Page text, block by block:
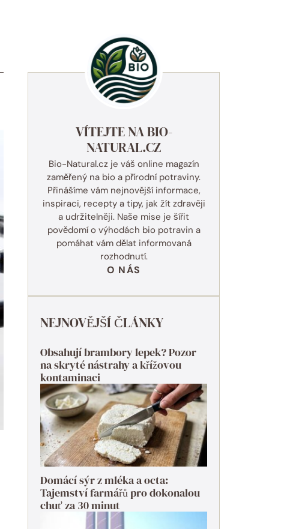
VÍTEJTE NA BIO-
NATURAL.CZ
Bio-Natural.cz je váš online magazín
zaměřený na bio a přírodní potraviny.
Přinášíme vám nejnovější informace,
inspiraci, recepty a tipy, jak žít zdravěji
a udržitelněji. Naše mise je šířit
povědomí o výhodách bio potravin a
pomáhat vám dělat informovaná
rozhodnutí.
O NÁS
NEJNOVĚJŠÍ ČLÁNKY
Obsahují brambory lepek? Pozor
na skryté nástrahy a křížovou
kontaminaci
Domácí sýr z mléka a octa:
Tajemství farmářů pro dokonalou
chuť za 30 minut